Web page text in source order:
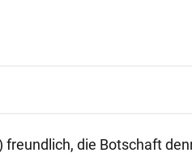
freundlich, die Botschaft